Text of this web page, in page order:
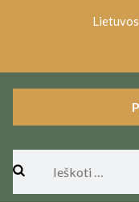
Ieškoti: